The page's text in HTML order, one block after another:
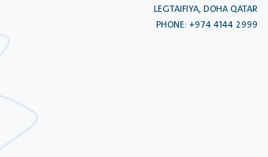
LEGTAIFIYA, DOHA QATAR
PHONE: +974 4144 2999